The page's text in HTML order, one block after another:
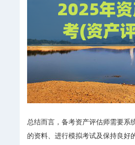
总结而言，备考资产评估师需要系
的资料、进行模拟考试及保持良好